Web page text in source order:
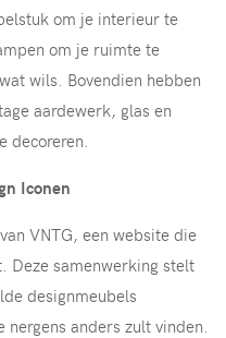
om je interieur te
om je ruimte te
wils. Bovendien hebben
aardewerk, glas en
decoreren.
Iconen
VNTG, een website die
Deze samenwerking stelt
designmeubels
anders zult vinden.